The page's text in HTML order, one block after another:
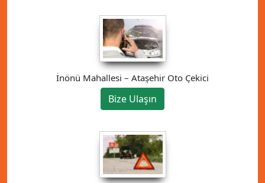
İnönü Mahallesi – Ataşehir Oto Çekici
Bize Ulaşın